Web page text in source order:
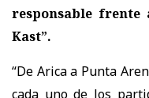
responsable frente
Kast”.
“De Arica a Punta
cada uno de los